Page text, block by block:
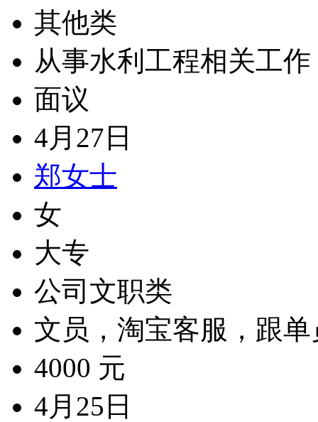
其他类
从事水利工程相关工作
面议
4月27日
郑女士
女
大专
公司文职类
文员，淘宝客服，跟单
4000 元
4月25日